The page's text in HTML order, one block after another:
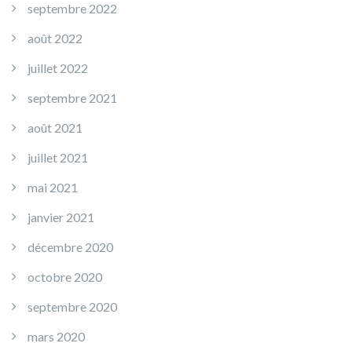
septembre 2022
août 2022
juillet 2022
septembre 2021
août 2021
juillet 2021
mai 2021
janvier 2021
décembre 2020
octobre 2020
septembre 2020
mars 2020